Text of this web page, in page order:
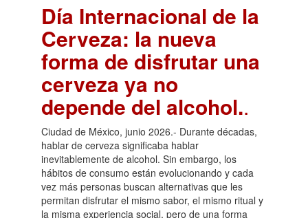
Día Internacional de la
Cerveza: la nueva
forma de disfrutar una
cerveza ya no
depende del alcohol..
Ciudad de México, junio 2026.- Durante décadas,
hablar de cerveza significaba hablar
inevitablemente de alcohol. Sin embargo, los
hábitos de consumo están evolucionando y cada
vez más personas buscan alternativas que les
permitan disfrutar el mismo sabor, el mismo ritual y
la misma experiencia social, pero de una forma